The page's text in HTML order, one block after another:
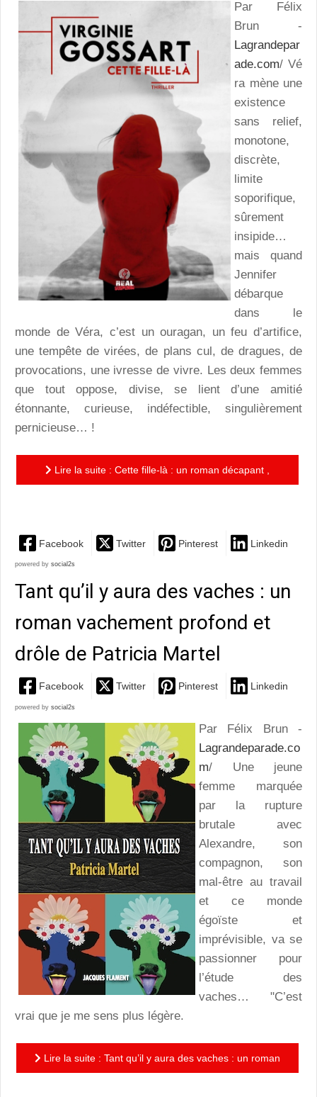
Par Félix
Brun -
Lagrandepar
ade.com/ Vé
ra mène une
existence
sans relief,
monotone,
discrète,
limite
soporifique,
sûrement
insipide…
mais quand
Jennifer
débarque
dans le
monde de Véra, c’est un ouragan, un feu d’artifice,
une tempête de virées, de plans cul, de dragues, de
provocations, une ivresse de vivre. Les deux femmes
que tout oppose, divise, se lient d’une amitié
étonnante, curieuse, indéfectible, singulièrement
pernicieuse… !
Lire la suite : Cette fille-là : un roman décapant ,
Facebook Twitter Pinterest Linkedin
powered by social2s
Tant qu’il y aura des vaches : un
roman vachement profond et
drôle de Patricia Martel
Facebook Twitter Pinterest Linkedin
powered by social2s
Par Félix Brun -
Lagrandeparade.co
m/ Une jeune
femme marquée
par la rupture
brutale avec
Alexandre, son
compagnon, son
mal-être au travail
et ce monde
égoïste et
imprévisible, va se
passionner pour
l’étude des
vaches… "C’est
vrai que je me sens plus légère.
Lire la suite : Tant qu’il y aura des vaches : un roman